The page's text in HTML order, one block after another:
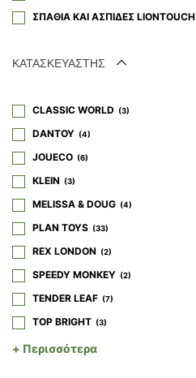
ΣΠΑΘΙΑ ΚΑΙ ΑΣΠΙΔΕΣ LIONTOUCH
ΚΑΤΑΣΚΕΥΑΣΤΗΣ
CLASSIC WORLD 3
DANTOY 4
JOUECO 6
KLEIN 3
MELISSA & DOUG 4
PLAN TOYS 33
REX LONDON 2
SPEEDY MONKEY 2
TENDER LEAF 7
TOP BRIGHT 3
VILAC 6
+ Περισσότερα